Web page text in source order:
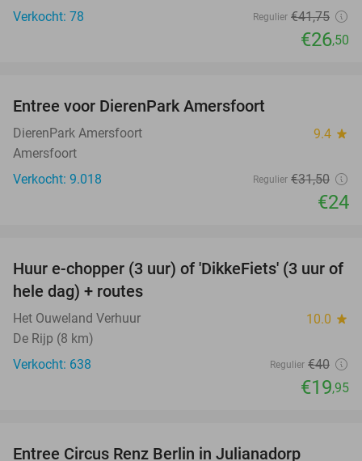
Verkocht: 78
Regulier €41,75
€26,50
Entree voor DierenPark Amersfoort
DierenPark Amersfoort 9.4 star
Amersfoort
Verkocht: 9.018
Regulier €31,50
€24
50%
Huur e-chopper (3 uur) of 'DikkeFiets' (3 uur of
hele dag) + routes
Het Ouweland Verhuur 10.0 star
De Rijp (8 km)
Verkocht: 638
Regulier €40
€19,95
Entree Circus Renz Berlin in Julianadorp